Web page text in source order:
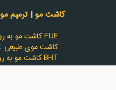
کاشت مو | ترمیم مو
کاشت مو به روش جدید FUE
کاشت موی طبیعی
کاشت مو به روش BHT